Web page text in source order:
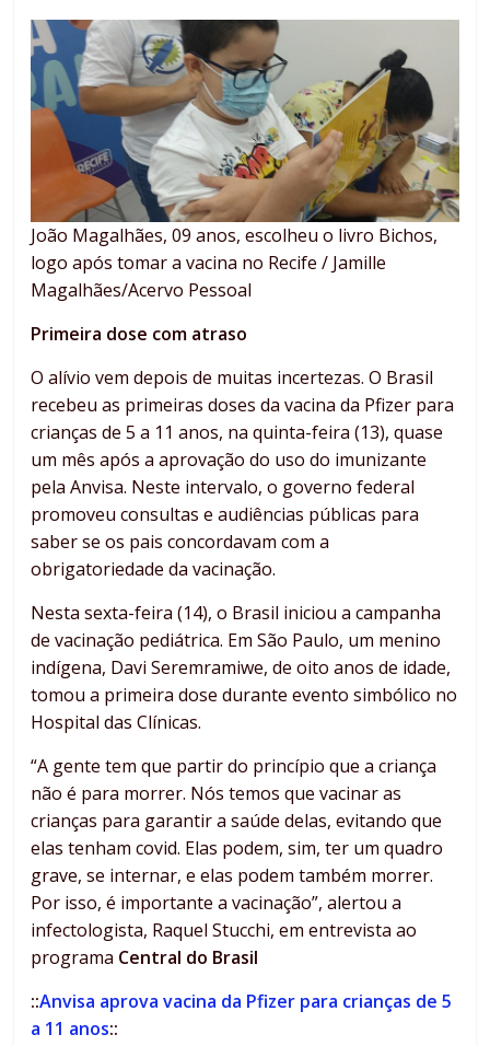
João Magalhães, 09 anos, escolheu o livro Bichos,
logo após tomar a vacina no Recife / Jamille
Magalhães/Acervo Pessoal
Primeira dose com atraso
O alívio vem depois de muitas incertezas. O Brasil
recebeu as primeiras doses da vacina da Pfizer para
crianças de 5 a 11 anos, na quinta-feira (13), quase
um mês após a aprovação do uso do imunizante
pela Anvisa. Neste intervalo, o governo federal
promoveu consultas e audiências públicas para
saber se os pais concordavam com a
obrigatoriedade da vacinação.
Nesta sexta-feira (14), o Brasil iniciou a campanha
de vacinação pediátrica. Em São Paulo, um menino
indígena, Davi Seremramiwe, de oito anos de idade,
tomou a primeira dose durante evento simbólico no
Hospital das Clínicas.
“A gente tem que partir do princípio que a criança
não é para morrer. Nós temos que vacinar as
crianças para garantir a saúde delas, evitando que
elas tenham covid. Elas podem, sim, ter um quadro
grave, se internar, e elas podem também morrer.
Por isso, é importante a vacinação”, alertou a
infectologista, Raquel Stucchi, em entrevista ao
programa Central do Brasil
::Anvisa aprova vacina da Pfizer para crianças de 5
a 11 anos::